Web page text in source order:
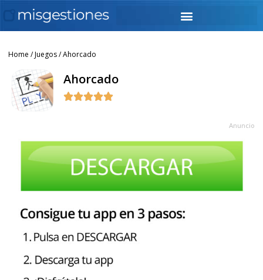
Home /Juegos/ Ahorcado
Ahorcado

Anuncio